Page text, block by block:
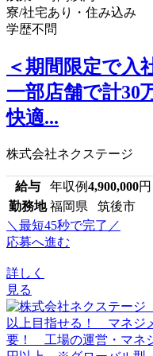
寮/社宅あり・住み込み
学歴不問
＜期間限定で入
一部店舗で計30
快適...
株式会社ネクステージ
給与 年収例4,900,000円
勤務地 福岡県 筑後市
＼最短45秒で完了／
応募へ進む
詳しく
見る